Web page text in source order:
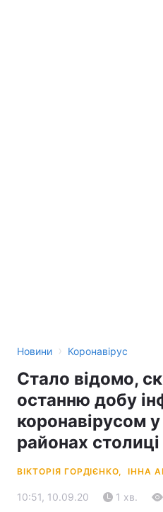
Новини › Коронавірус
Стало відомо,
останню добу
коронавірусом у
районах столиці
ВІКТОРІЯ ГОРДІЄНКО, ІННА
10:51, 10.09.20 1 хв.